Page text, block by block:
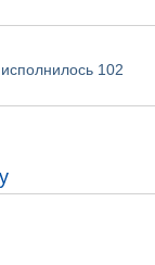
102